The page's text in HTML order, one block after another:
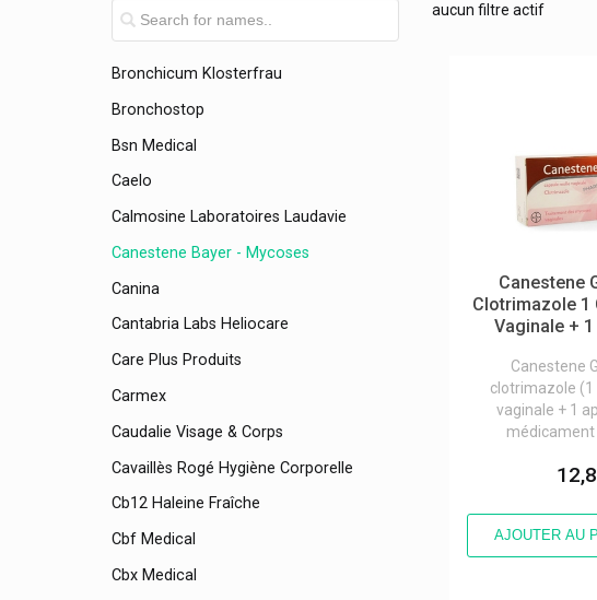
Breathe Righ
Bronchicum Klosterfrau
Bronchostop
Bsn Medical
Caelo
Calmosine Laboratoires Laudavie
Canestene Bayer - Mycoses
Canina
Cantabria Labs Heliocare
Care Plus Produits
Carmex
Caudalie Visage & Corps
Cavaillès Rogé Hygiène Corporelle
Cb12 Haleine Fraîche
Cbf Medical
Cbx Medical
aucun filtre actif
Canestene
Clotrimazole 1
Vaginale +
Canestene
clotrimazole (1
vaginale + 1
médicament
AJOUTER AU